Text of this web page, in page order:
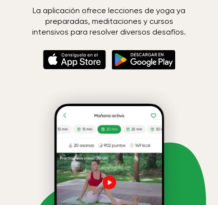
La aplicación ofrece lecciones de yoga ya
preparadas, meditaciones y cursos
intensivos para resolver diversos desafíos.